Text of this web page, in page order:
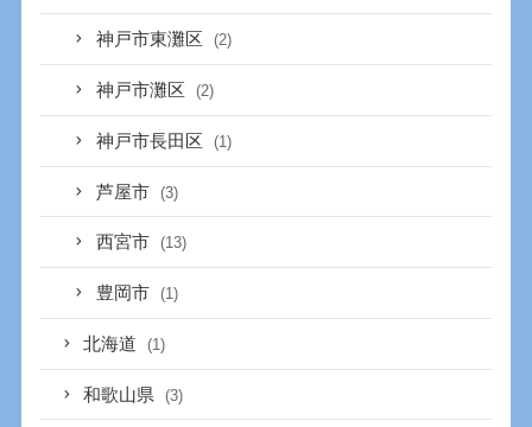
神戸市東灘区 (2)
神戸市灘区 (2)
神戸市長田区 (1)
芦屋市 (3)
西宮市 (13)
豊岡市 (1)
北海道 (1)
和歌山県 (3)